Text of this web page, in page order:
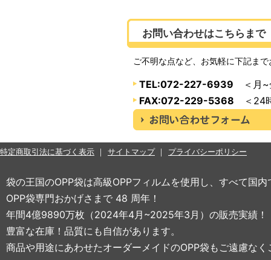
お問い合わせはこちらまで
ご不明な点など、お気軽に下記ま
TEL:072-227-6939 ＜月~
FAX:072-229-5368 ＜24
特定商取引法に基づく表示 サイトマップ プライバシーポリシー
袋の王国のOPP袋は高級OPPフィルムを使用し、すべて国
OPP袋専門おかげさまで 48 周年！
年間4億9890万枚（2024年4月~2025年3月）の販売実績！
豊富な在庫！品質にも自信があります。
商品や用途にあわせたオーダーメイドのOPP袋もご遠慮な